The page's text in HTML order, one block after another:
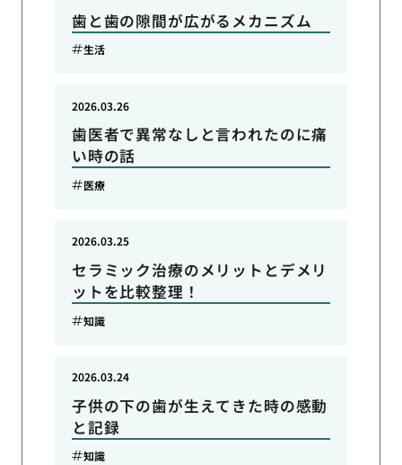
歯と歯の隙間が広がるメカニズム
生活
歯医者で異常なしと言われたのに痛
い時の話
2026.03.26
医療
セラミック治療のメリットとデメリ
ットを比較整理！
2026.03.25
知識
子供の下の歯が生えてきた時の感動
と記録
2026.03.24
知識